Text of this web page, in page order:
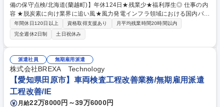
備の保守点検/北海道(蘭越町)】年休124日★残業少★福利厚生◎ 仕事の内
容 ★脱炭素に向け業界に追い風★風力発電インフラ領域における国内パイ
オニアである当社にて、風力発電設備の保守･運営業務をお任せします。
(※管理業務のため、建物の改変を伴う実作業･業務は含みません） 【詳
細】■風力発電所にて、風車内の点検,消耗品･風車主幹部の大型品(ギアボ
ックス･軸受け等)の交換など、電気や機械に関する作業■保守･運営業務:毎
月の巡視,定期点検,故障対応,補修,交換■建設･撤去:ブレードの補修･修繕
【入社後の流れ】必要に応じて座学･実務研修･OJTを実施いたします【環
境】■基本的に2人以上のチームで作業にあたります■他事業所の応援･遠隔
地風車の作業のため,出張していただくこともあります 募集職種 【風力発
電設備の保守点検/北海道(蘭越町)】年休124日★残業少★福利厚生◎
年間休日120日以上 資格取得支援あり
月平均残業時間20時間以内
完全週休2日制
土日祝休み
派遣社員 無期雇用派遣
株式会社BREXA Technology
【愛知県田原市】車両検査工程改善業務/無期雇用派遣
工程改善/IE
月給22万8000円～39万6000円